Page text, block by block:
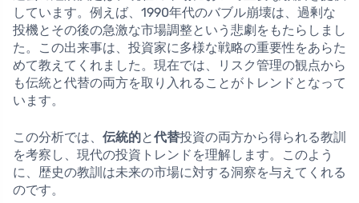
しています。例えば、1990年代のバブル崩壊は、過剰な
投機とその後の急激な市場調整という悲劇をもたらしまし
た。この出来事は、投資家に多様な戦略の重要性をあらた
めて教えてくれました。現在では、リスク管理の観点から
も伝統と代替の両方を取り入れることがトレンドとなって
います。
この分析では、 伝統的と代替投資の両方から得られる教訓
を考察し、現代の投資トレンドを理解します。このよう
に、歴史の教訓は未来の市場に対する洞察を与えてくれる
のです。